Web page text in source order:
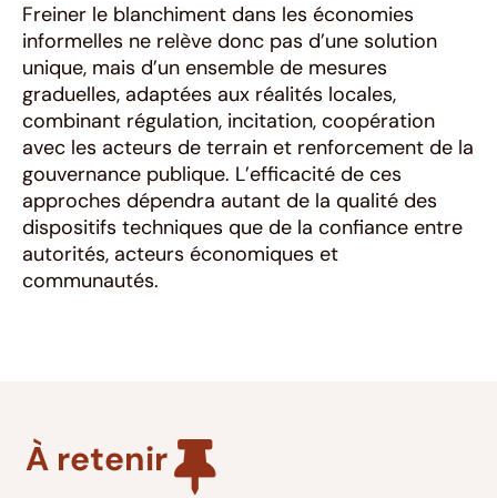
Freiner le blanchiment dans les économies
informelles ne relève donc pas d’une solution
unique, mais d’un ensemble de mesures
graduelles, adaptées aux réalités locales,
combinant régulation, incitation, coopération
avec les acteurs de terrain et renforcement de la
gouvernance publique. L’efficacité de ces
approches dépendra autant de la qualité des
dispositifs techniques que de la confiance entre
autorités, acteurs économiques et
communautés.
À retenir